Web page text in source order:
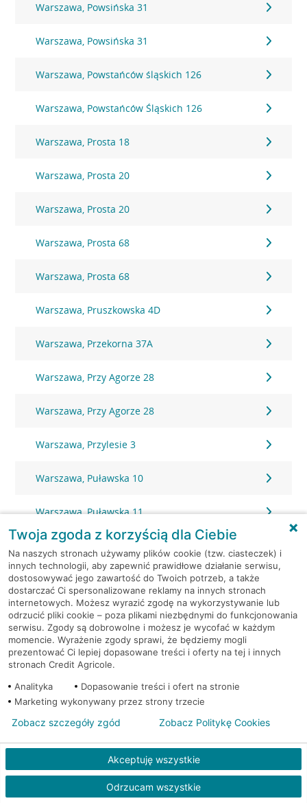
Warszawa, Powsińska 31
Warszawa, Powsińska 31
Warszawa, Powstańców śląskich 126
Warszawa, Powstańców Śląskich 126
Warszawa, Prosta 18
Warszawa, Prosta 20
Warszawa, Prosta 20
Warszawa, Prosta 68
Warszawa, Prosta 68
Warszawa, Pruszkowska 4D
Warszawa, Przekorna 37A
Warszawa, Przy Agorze 28
Warszawa, Przy Agorze 28
Warszawa, Przylesie 3
Warszawa, Puławska 10
Warszawa, Puławska 11
Warszawa, Puławska 11
Warszawa, Puławska 2
Warszawa, Puławska 2
Warszawa, Puławska 39
Warszawa, Puławska 427
Warszawa, Racławicka 125
Warszawa, Rembielińska 7
Twoja zgoda z korzyścią dla Ciebie
Na naszych stronach używamy plików cookie (tzw. ciasteczek) i
innych technologii, aby zapewnić prawidłowe działanie serwisu,
dostosowywać jego zawartość do Twoich potrzeb, a także
dostarczać Ci spersonalizowane reklamy na innych stronach
internetowych. Możesz wyrazić zgodę na wykorzystywanie lub
odrzucić pliki cookie – poza plikami niezbędnymi do funkcjonowania
serwisu. Zgody są dobrowolne i możesz je wycofać w każdym
momencie. Wyrażenie zgody sprawi, że będziemy mogli
prezentować Ci lepiej dopasowane treści i oferty na tej i innych
stronach Credit Agricole.
Analityka
Dopasowanie treści i ofert na stronie
Marketing wykonywany przez strony trzecie
Akceptuję wszystkie
Odrzucam wszystkie
Zobacz szczegóły zgód Zobacz Politykę Cookies